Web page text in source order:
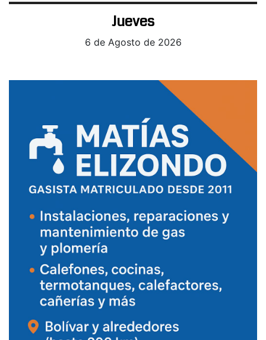
Jueves
6 de Agosto de 2026